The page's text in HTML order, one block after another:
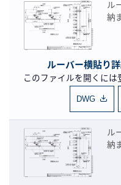
ル
納
ルーバー横貼り
このファイルを開くに
DWG
ル
納